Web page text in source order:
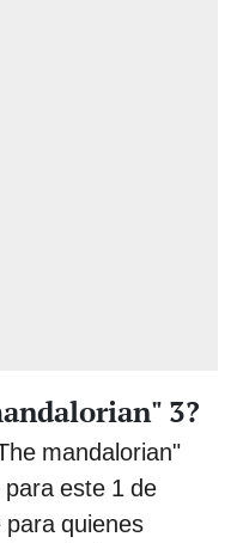
3?
mandalorian"
este 1 de
quienes